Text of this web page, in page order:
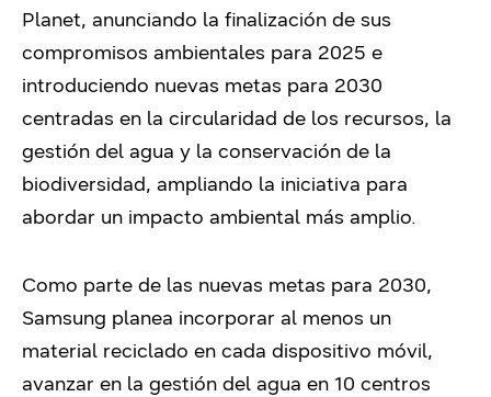
Planet, anunciando la finalización de sus
compromisos ambientales para 2025 e
introduciendo nuevas metas para 2030
centradas en la circularidad de los recursos, la
gestión del agua y la conservación de la
biodiversidad, ampliando la iniciativa para
abordar un impacto ambiental más amplio.
Como parte de las nuevas metas para 2030,
Samsung planea incorporar al menos un
material reciclado en cada dispositivo móvil,
avanzar en la gestión del agua en 10 centros